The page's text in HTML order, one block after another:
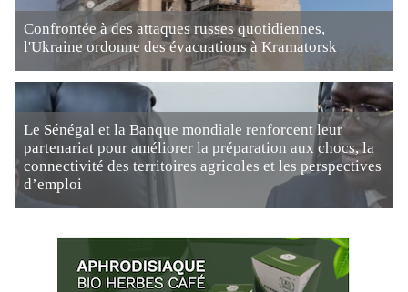
Confrontée à des attaques russes quotidiennes,
l'Ukraine ordonne des évacuations à Kramatorsk
Le Sénégal et la Banque mondiale renforcent leur
partenariat pour améliorer la préparation aux chocs, la
connectivité des territoires agricoles et les perspectives
d’emploi